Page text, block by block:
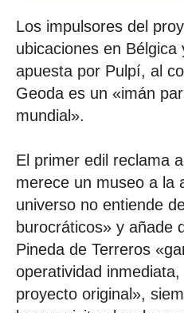
Los impulsores del
ubicaciones en
apuesta por Pulpí, al
Geoda es un «imán
mundial».
El primer edil reclama
merece un museo a la
universo no entiende
burocráticos» y añade
Pineda de Terreros
operatividad
proyecto original»,